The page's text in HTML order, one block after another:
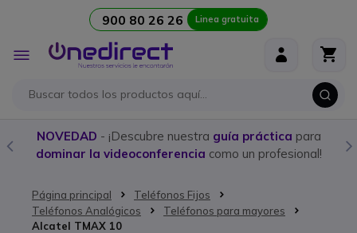
900 80 26 26 Linea gratuita
Toggle
Nav
NOVEDAD - ¡Descubre nuestra guía práctica para
dominar la videoconferencia como un profesional!
Página principal
Teléfonos Fijos
Teléfonos Analógicos
Teléfonos para mayores
Alcatel TMAX 10